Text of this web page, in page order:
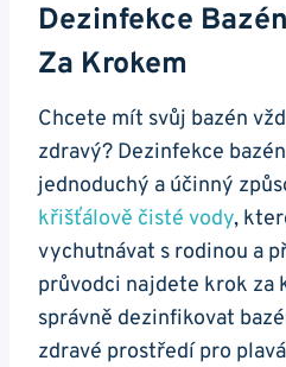
Dezinfekce
Za Krokem
Chcete mít svůj bazén
zdravý? Dezinfekce
jednoduchý a účinný
křišťálově čisté vody,
vychutnávat s rodinou a
průvodci najdete krok za
správně dezinfikovat
zdravé prostředí pro